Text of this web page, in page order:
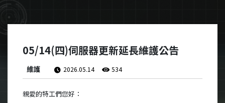
05/14(四)伺服器更新延長維護公告
維護 2026.05.14 534
親愛的特工們您好：